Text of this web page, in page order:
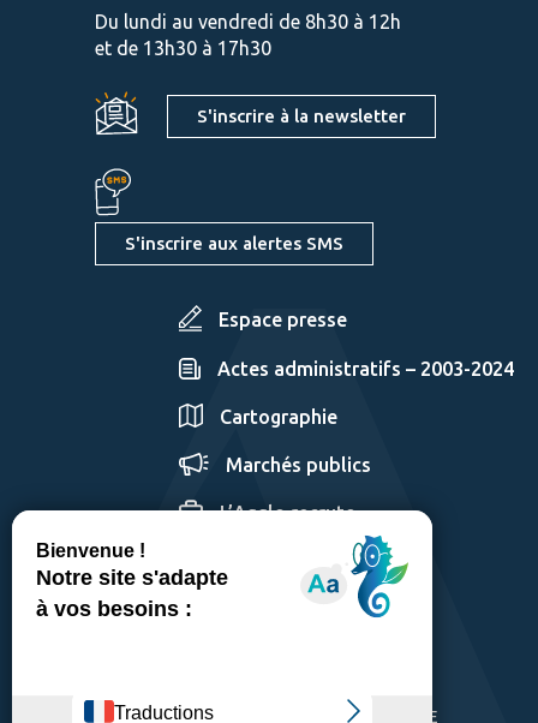
Du lundi au vendredi de 8h30 à 12h
et de 13h30 à 17h30
S'inscrire à la newsletter
S'inscrire aux alertes SMS
Espace presse
Actes administratifs – 2003-2024
Cartographie
Marchés publics
L’Agglo recrute
ACCESSIBILITÉ: PARTIELLEMENT CONFORME